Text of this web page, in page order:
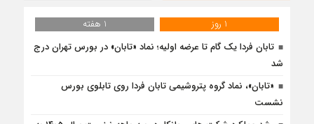
1 روز
1 هفته
تابان فردا یک گام تا عرضه اولیه؛ نماد «تابان» در بورس تهران درج
شد
«تابان»، نماد گروه پتروشیمی تابان فردا روی تابلوی بورس
نشست